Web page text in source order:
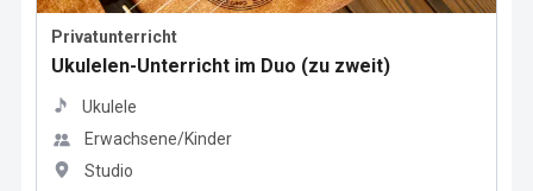
Privatunterricht
Ukulelen-Unterricht im Duo (zu zweit)
Ukulele
Erwachsene/Kinder
Studio